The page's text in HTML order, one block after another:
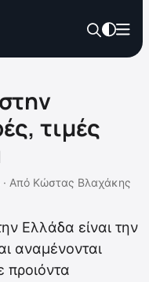
τιμές
· Από Κώστας Βλαχάκης
Ελλάδα είναι την
αναμένονται
προιόντα